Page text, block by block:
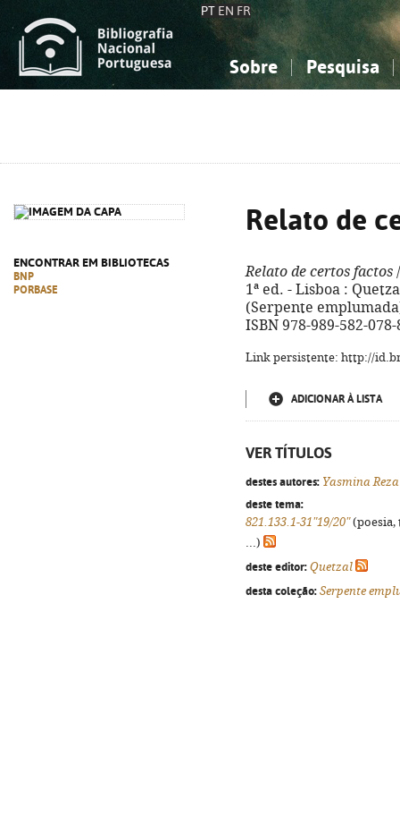
PT EN FR
Sobre Pesquisa
ENCONTRAR EM BIBLIOTECAS
BNP
PORBASE
Relato de
Relato de certos factos
1ª ed. - Lisboa :
(Serpente
ISBN 978-989-582-078-
Link persistente: http://
ADICIONAR À LISTA
VER TÍTULOS
destes autores: Yasmina Reza
deste tema:
821.133.1-31"19/20"(poesia,
...)
deste editor: Quetzal
desta coleção: Serpente